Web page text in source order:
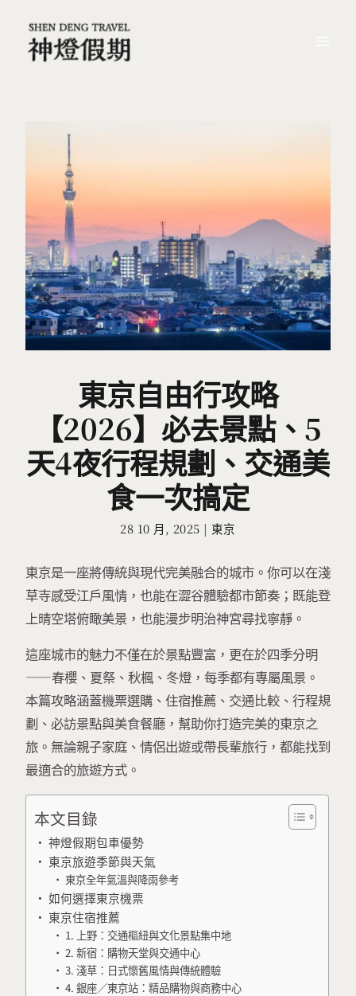
東京自由行攻略
【2026】必去景點、5
天4夜行程規劃、交通美
食一次搞定
28 10 月, 2025 | 東京
東京是一座將傳統與現代完美融合的城市。你可以在淺
草寺感受江戶風情，也能在澀谷體驗都市節奏；既能登
上晴空塔俯瞰美景，也能漫步明治神宮尋找寧靜。
這座城市的魅力不僅在於景點豐富，更在於四季分明
——春櫻、夏祭、秋楓、冬燈，每季都有專屬風景。
本篇攻略涵蓋機票選購、住宿推薦、交通比較、行程規
劃、必訪景點與美食餐廳，幫助你打造完美的東京之
旅。無論親子家庭、情侶出遊或帶長輩旅行，都能找到
最適合的旅遊方式。
本文目錄
神燈假期包車優勢
東京旅遊季節與天氣
東京全年氣溫與降雨參考
如何選擇東京機票
東京住宿推薦
1. 上野：交通樞紐與文化景點集中地
2. 新宿：購物天堂與交通中心
3. 淺草：日式懷舊風情與傳統體驗
4. 銀座／東京站：精品購物與商務中心
navigation